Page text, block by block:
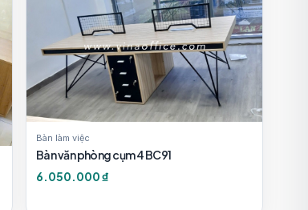
Bàn làm việc
Bàn văn phòng cụm 4 BC91
6.050.000 ₫